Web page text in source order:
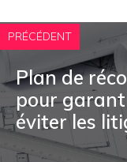
PRÉCÉDENT
Plan de
pour
éviter les